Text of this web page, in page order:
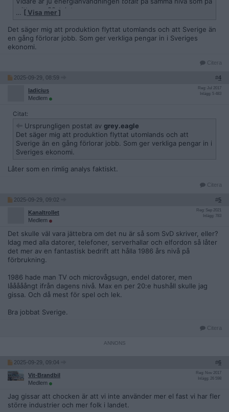
mitten av 80-talet nu:
https://www.energimyndigheten.se/energisystemet/energia
nvandning/
Hur kan klimatomställningen "gått i stå" om 25% fler
… [ Visa mer ]
Det säger mig att produktion flyttat utomlands och att Sverige än
en gång förlorar jobb. Som ger verkliga pengar in i Sveriges
ekonomi.
Citera
2025-09-29, 08:59 #4
ladicius
Medlem
Reg: Jul 2017
Inlägg: 5 483
Citat:
Ursprungligen postat av grey.eagle
Det säger mig att produktion flyttat utomlands och att
Sverige än en gång förlorar jobb. Som ger verkliga pengar in i
Sveriges ekonomi.
Låter som en rimlig analys faktiskt.
Citera
2025-09-29, 09:02 #5
Kanaltrollet
Medlem
Reg: Sep 2021
Inlägg: 783
Det skulle väl vara jättebra om det nu är så som SvD skriver, eller?
Idag med alla datorer, telefoner, serverhallar och elfordon så låter
det mer av en fantastisk bedrift att hålla 1986 års nivå på
förbrukning.
1986 hade man TV och microvågsugn, endel datorer, men
lååååångt ifrån dagens nivå. Max en per 20:e hushåll skulle jag
gissa. Och då mest för spel och lek.
Bra jobbat Sverige.
Citera
2025-09-29, 09:04 #6
Vit-Brandbil
Medlem
Reg: Nov 2017
Inlägg: 26 598
Jag gissar att chocken är att vi inte använder mer el fast vi har fler
större industrier och mer folk i landet.